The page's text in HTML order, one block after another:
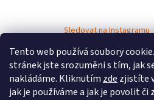
Tento web používá soubory
stránek jste srozuměni s tím, jak
nakládáme. Kliknutím zde zjistíte
jak je používáme a jak je povolit či
Sledovat na Instagramu